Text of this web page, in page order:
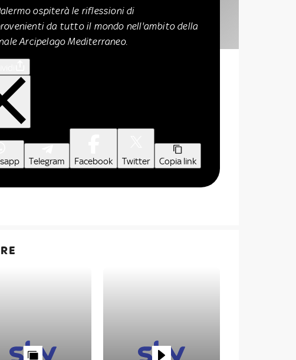
ospiterà le riflessioni di
da tutto il mondo nell'ambito della
Arcipelago Mediterraneo.
Telegram Facebook Twitter Copia link